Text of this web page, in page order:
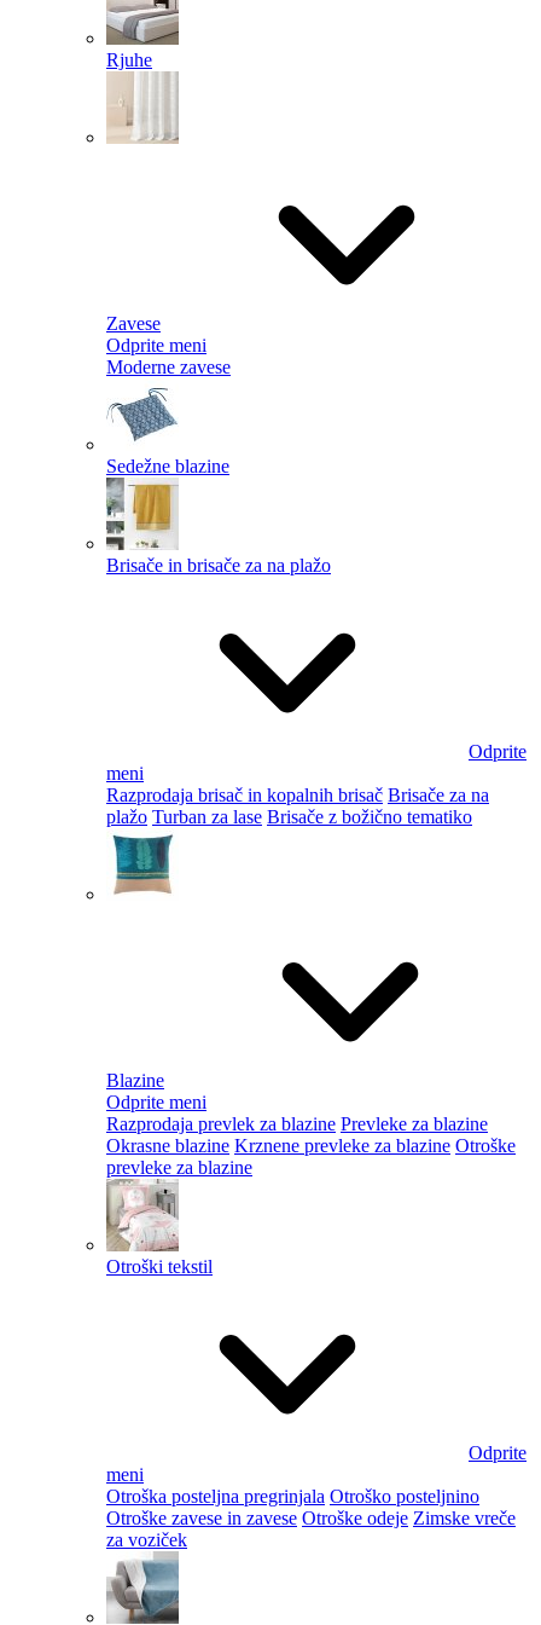
Rjuhe
Zavese
Odprite meni
Moderne zavese
Sedežne blazine
Brisače in brisače za na plažo
Odprite
meni
Razprodaja brisač in kopalnih brisač Brisače za na
plažo Turban za lase Brisače z božično tematiko
Blazine
Odprite meni
Razprodaja prevlek za blazine Prevleke za blazine
Okrasne blazine Krznene prevleke za blazine Otroške
prevleke za blazine
Otroški tekstil
Odprite
meni
Otroška posteljna pregrinjala Otroško posteljnino
Otroške zavese in zavese Otroške odeje Zimske vreče
za voziček